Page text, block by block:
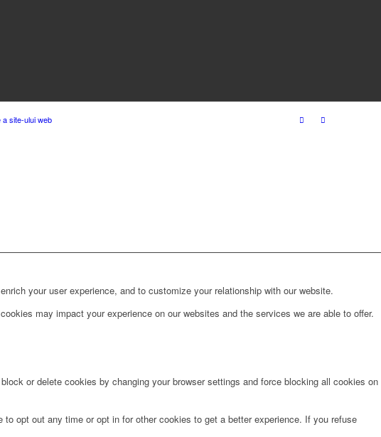
a site-ului web
your user experience, and to customize your relationship with our website.
may impact your experience on our websites and the services we are able to offer.
or delete cookies by changing your browser settings and force blocking all cookies on
opt out any time or opt in for other cookies to get a better experience. If you refuse